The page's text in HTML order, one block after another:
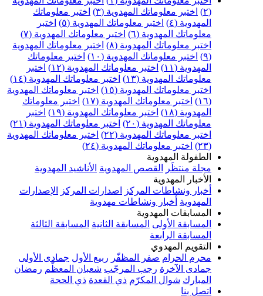
اختبر معلوماتك المهدوية (٣)
اختبر معلوماتك
اختبر معلوماتك المهدوية (٥)
اختبر
المهدوية (٦)
اختبر معلوماتك المهدوية (٧)
معلوماتك المهدوية (٨)
اختبر معلوماتك المهدوية
اختبر معلوماتك المهدوية (١٠)
اختبر معلوماتك
اختبر معلوماتك المهدوية (١٢)
اختبر
المهدوية (١٣)
اختبر معلوماتك المهدوية (١٤)
معلوماتك المهدوية (١٥)
اختبر معلوماتك المهدوية
اختبر معلوماتك المهدوية (١٧)
اختبر معلوماتك
اختبر معلوماتك المهدوية (١٩)
اختبر
المهدوية (٢٠)
اختبر معلوماتك المهدوية (٢١)
معلوماتك المهدوية (٢٢)
اختبر معلوماتك المهدوية
اختبر معلوماتك المهدوية (٢٤)
المهدوية
منتظَر
القصص المهدوية الأناشيد المهدوية
المهدوية
ونشاطات المركز اصدارات المركز الإصدارات
أخبار ونشاطات مهدوية
المهدوية
الأولى المسابقة الثانية المسابقة الثالثة
الرابعة
المهدوي
الحرام
صفر المظفّر ربيع الأول جمادى الأولى
رجب المرجّب شعبان المعظّم رمضان
شوال المكرّم ذي القعدة ذي الحجة